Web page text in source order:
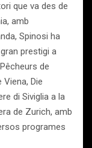
que va des de
amb
Spinosi ha
prestigi a
de
Die
di Siviglia a la
de Zurich, amb
programes